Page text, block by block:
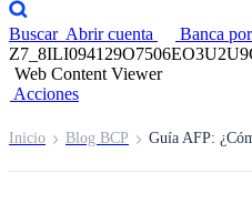
Buscar Abrir cuenta
Banca
Web Content Viewer
Acciones
Inicio Blog BCP Guía AFP: